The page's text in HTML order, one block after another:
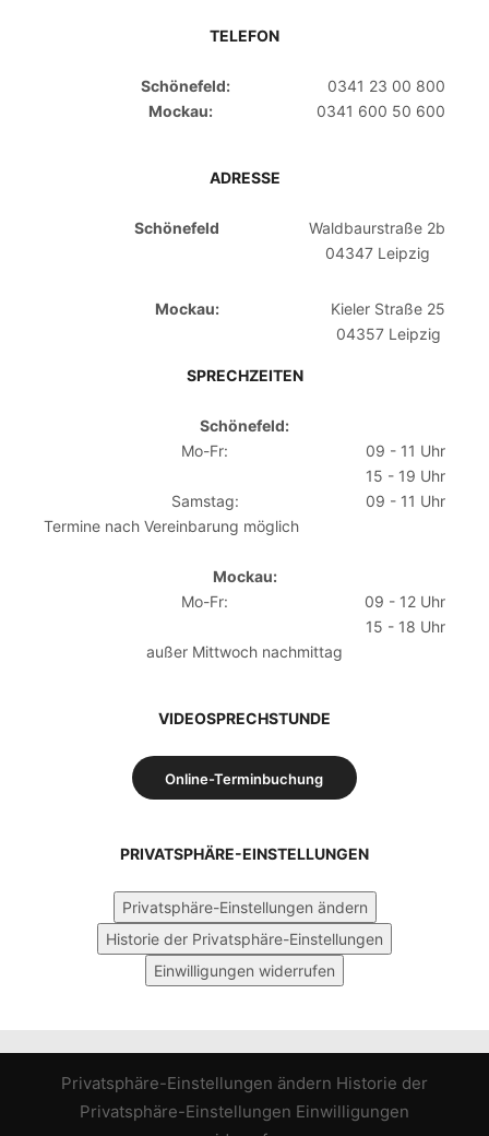
TELEFON
Schönefeld:
0341 23 00 800
Mockau:
0341 600 50 600
ADRESSE
Schönefeld
Waldbaurstraße 2b
04347 Leipzig
Mockau:
Kieler Straße 25
04357 Leipzig
SPRECHZEITEN
Schönefeld:
Mo-Fr:
09 - 11 Uhr
15 - 19 Uhr
Samstag:
09 - 11 Uhr
Termine nach Vereinbarung möglich
Mockau:
Mo-Fr:
09 - 12 Uhr
15 - 18 Uhr
außer Mittwoch nachmittag
VIDEOSPRECHSTUNDE
Online-Terminbuchung
PRIVATSPHÄRE-EINSTELLUNGEN
Privatsphäre-Einstellungen ändern
Historie der Privatsphäre-Einstellungen
Einwilligungen widerrufen
Privatsphäre-Einstellungen ändern Historie der
Privatsphäre-Einstellungen Einwilligungen